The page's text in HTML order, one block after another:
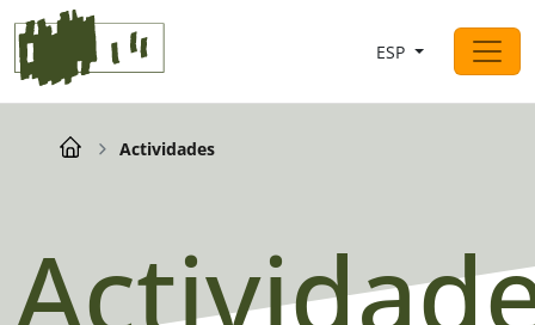
Saltar al contingut
Navegación principal
ESP
Breadcrumb
Actividades